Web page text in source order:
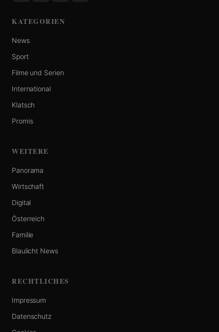
KATEGORIEN
News
Sport
Filme und Serien
International
Klatsch
Promis
WEITERE
Panorama
Wirtschaft
Digital
Österreich
Familie
Blaulicht News
RECHTLICHES
Impressum
Datenschutz